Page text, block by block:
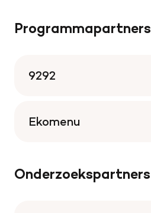
Programmapartners
9292
Ekomenu
Onderzoekspartners